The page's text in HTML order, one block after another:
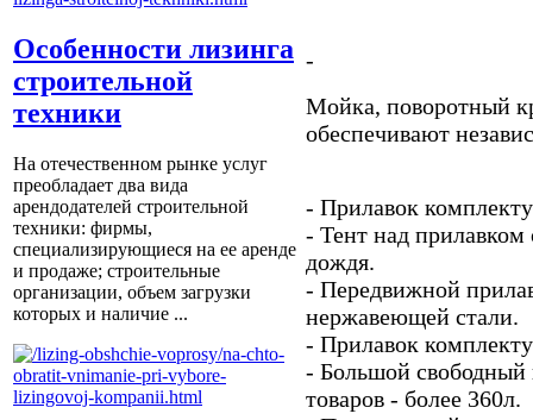
Особенности лизинга
строительной
техники
На отечественном рынке услуг
преобладает два вида
арендодателей строительной
техники: фирмы,
специализирующиеся на ее аренде
и продаже; строительные
организации, объем загрузки
которых и наличие ...
-
Мойка, поворотный
обеспечивают
- Прилавок
- Тент над прилавком
дождя.
- Передвижной
нержавеющей стали.
- Прилавок
- Большой свободный
товаров - более 360л.